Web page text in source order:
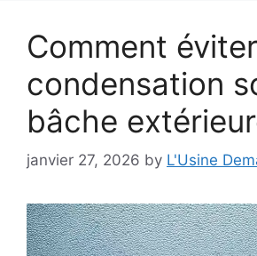
Comment
condensation
bâche
janvier 27, 2026 by L'Usine